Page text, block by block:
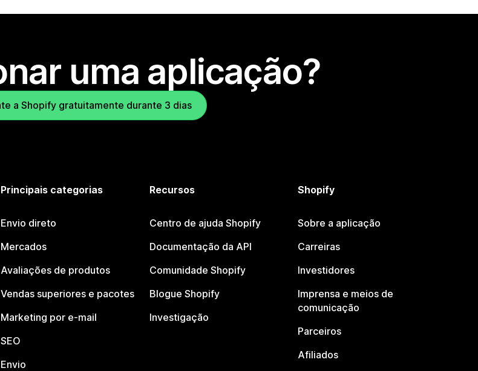
uma aplicação?
a Shopify gratuitamente durante 3 dias
Principais categorias
Envio direto
Mercados
Avaliações de produtos
Vendas superiores e pacotes
Marketing por e-mail
SEO
Envio
Recursos
Centro de ajuda Shopify
Documentação da API
Comunidade Shopify
Blogue Shopify
Investigação
Shopify
Sobre a aplicação
Carreiras
Investidores
Imprensa e meios de
comunicação
Parceiros
Afiliados